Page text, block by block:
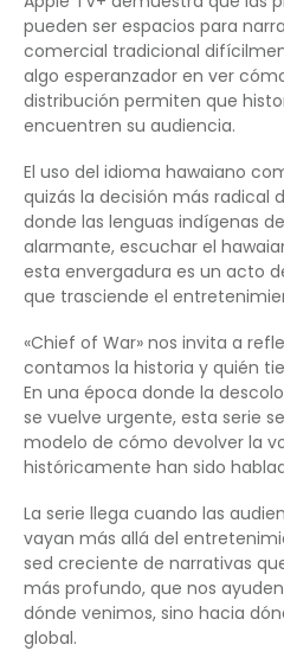
pueden ser espacios para
comercial tradicional
algo esperanzador en ver
distribución permiten que
encuentren su audiencia.
El uso del idioma hawaiano
quizás la decisión más radical
donde las lenguas indígenas
alarmante, escuchar el
esta envergadura es un acto
que trasciende el
«Chief of War» nos invita a
contamos la historia y quién
En una época donde la
se vuelve urgente, esta serie
modelo de cómo devolver la
históricamente han sido
La serie llega cuando las
vayan más allá del
sed creciente de narrativas
más profundo, que nos
dónde venimos, sino hacia
global.